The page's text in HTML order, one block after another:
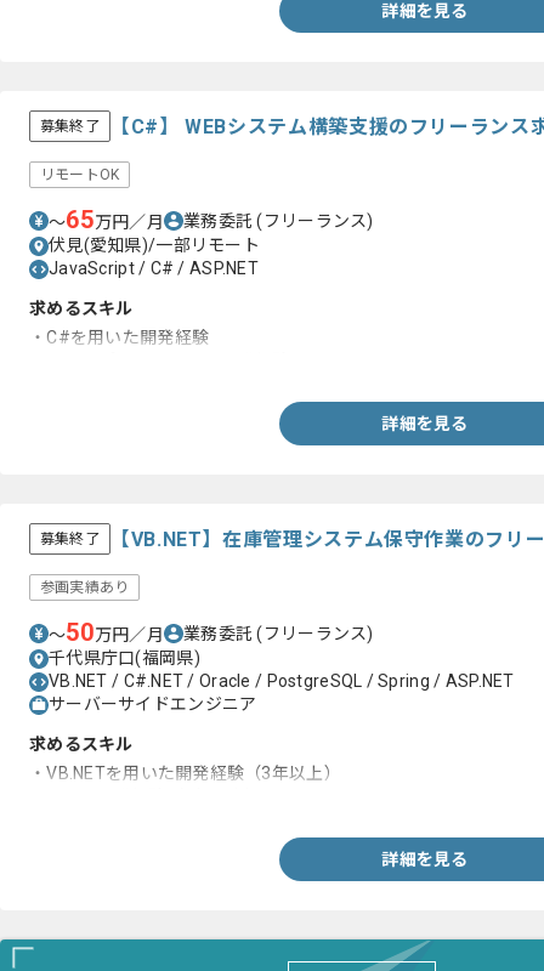
詳細を見る
募集終了 【C#】 WEBシステム構築支援のフリーランス
リモートOK
〜65万円／月 業務委託(フリーランス)
伏見(愛知県)/一部リモート
JavaScript / C# / ASP.NET
求めるスキル
・C#を用いた開発経験
詳細を見る
募集終了 【VB.NET】在庫管理システム保守作業のフリ
参画実績あり
〜50万円／月 業務委託(フリーランス)
千代県庁口(福岡県)
VB.NET / C#.NET / Oracle / PostgreSQL / Spring / ASP.NET
サーバーサイドエンジニア
求めるスキル
・VB.NETを用いた開発経験（3年以上）
詳細を見る